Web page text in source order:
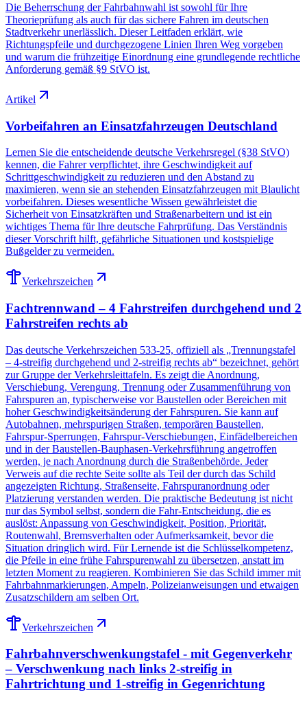
Die Beherrschung der Fahrbahnwahl ist sowohl für Ihre
Theorieprüfung als auch für das sichere Fahren im deutschen
Stadtverkehr unerlässlich. Dieser Leitfaden erklärt, wie
Richtungspfeile und durchgezogene Linien Ihren Weg vorgeben
und warum die frühzeitige Einordnung eine grundlegende rechtliche
Anforderung gemäß §9 StVO ist.
Artikel
Vorbeifahren an Einsatzfahrzeugen Deutschland
Lernen Sie die entscheidende deutsche Verkehrsregel (§38 StVO)
kennen, die Fahrer verpflichtet, ihre Geschwindigkeit auf
Schrittgeschwindigkeit zu reduzieren und den Abstand zu
maximieren, wenn sie an stehenden Einsatzfahrzeugen mit Blaulicht
vorbeifahren. Dieses wesentliche Wissen gewährleistet die
Sicherheit von Einsatzkräften und Straßenarbeitern und ist ein
wichtiges Thema für Ihre deutsche Fahrprüfung. Das Verständnis
dieser Vorschrift hilft, gefährliche Situationen und kostspielige
Bußgelder zu vermeiden.
Verkehrszeichen
Fachtrennwand – 4 Fahrstreifen durchgehend und 2
Fahrstreifen rechts ab
Das deutsche Verkehrszeichen 533-25, offiziell als „Trennungstafel
– 4-streifig durchgehend und 2-streifig rechts ab“ bezeichnet, gehört
zur Gruppe der Verkehrsleittafeln. Es zeigt die Anordnung,
Verschiebung, Verengung, Trennung oder Zusammenführung von
Fahrspuren an, typischerweise vor Baustellen oder Bereichen mit
hoher Geschwindigkeitsänderung der Fahrspuren. Sie kann auf
Autobahnen, mehrspurigen Straßen, temporären Baustellen,
Fahrspur-Sperrungen, Fahrspur-Verschiebungen, Einfädelbereichen
und in der Baustellen-Bauphasen-Verkehrsführung angetroffen
werden, je nach Anordnung durch die Straßenbehörde. Jeder
Verweis auf die rechte Seite sollte als Teil der durch das Schild
angezeigten Richtung, Straßenseite, Fahrspuranordnung oder
Platzierung verstanden werden. Die praktische Bedeutung ist nicht
nur das Symbol selbst, sondern die Fahr-Entscheidung, die es
auslöst: Anpassung von Geschwindigkeit, Position, Priorität,
Routenwahl, Bremsverhalten oder Aufmerksamkeit, bevor die
Situation dringlich wird. Für Lernende ist die Schlüsselkompetenz,
die Pfeile in eine frühe Fahrspurenwahl zu übersetzen, anstatt im
letzten Moment zu reagieren. Kombinieren Sie das Schild immer mit
Fahrbahnmarkierungen, Ampeln, Polizeianweisungen und etwaigen
Zusatzschildern am selben Ort.
Verkehrszeichen
Fahrbahnverschwenkungstafel - mit Gegenverkehr
– Verschwenkung nach links 2-streifig in
Fahrtrichtung und 1-streifig in Gegenrichtung